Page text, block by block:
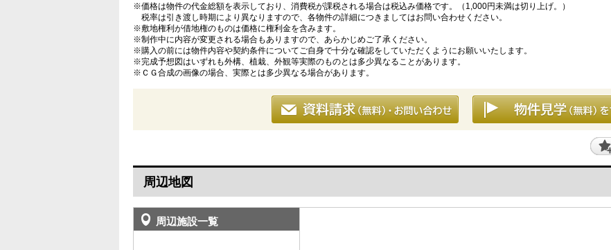
※価格は物件の代金総額を表示しており、消費税が課税される場合は税込み価格です。（1,000円未満は切り上げ。）
税率は引き渡し時期により異なりますので、各物件の詳細につきましてはお問い合わせください。
※敷地権利が借地権のものは価格に権利金を含みます。
※制作中に内容が変更される場合もありますので、あらかじめご了承ください。
※購入の前には物件内容や契約条件についてご自身で十分な確認をしていただくようにお願いいたします。
※完成予想図はいずれも外構、植栽、外観等実際のものとは多少異なることがあります。
※ＣＧ合成の画像の場合、実際とは多少異なる場合があります。
周辺地図
周辺施設一覧